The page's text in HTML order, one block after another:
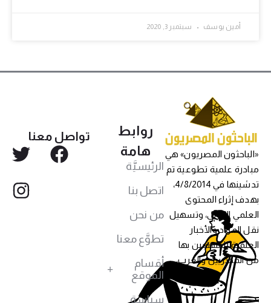
أمين يوسف سبتمبر 3, 2020
«الباحثون المصريون» هي
مبادرة علمية تطوعية تم
تدشينها في 4/8/2014،
بهدف إثراء المحتوى
العلمي العربي، وتسهيل
نقل المواد والأخبار
العلمية للمهتمين بها
من المصريين والعرب،
روابط
هامة
الرئيسيَّة
اتصل بنا
من نحن
تطوَّع معنا
أقسام
الموقع
سياسة
تواصل معنا